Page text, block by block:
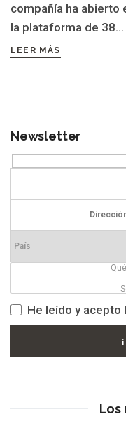
compañía ha abierto
la plataforma de 38...
LEER MÁS
Newsletter
He leído y acepto
Los